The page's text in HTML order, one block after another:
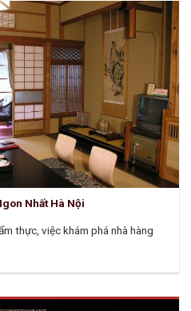
Nhất Hà Nội
thực, việc khám phá nhà hàng